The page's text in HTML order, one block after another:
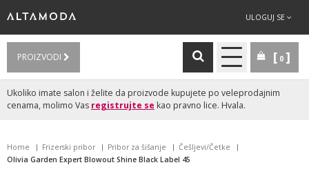
ULOGUJ SE
PROIZVODI 0
Ukoliko imate salon i želite da proizvode kupujete po veleprodajnim
cenama, molimo Vas registrujte se kao pravno lice. Hvala.
Home Frizerski pribor Pribor za šišanje
Češljevi/Četke
Olivia Garden Expert Blowout Shine Black Label 45